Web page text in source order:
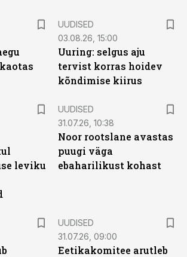
UUDISED
03.08.26, 15:00
Uuring: selgus aju
tervist korras hoidev
kõndimise kiirus
leviku
UUDISED
31.07.26, 10:38
Noor rootslane avastas
puugi väga
ebaharilikust kohast
UUDISED
31.07.26, 09:00
Eetikakomitee arutleb